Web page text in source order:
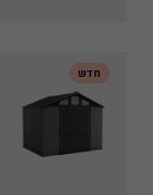
חדש